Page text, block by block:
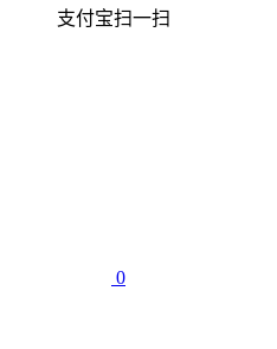
支付宝扫一扫
0